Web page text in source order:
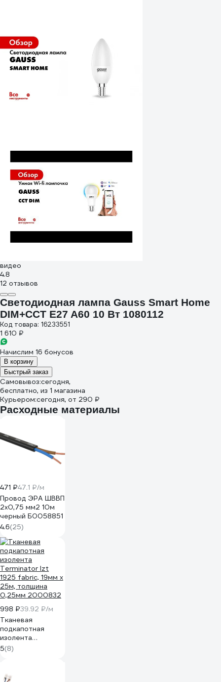
видео
4.8
12 отзывов
Светодиодная лампа Gauss Smart Home
DIM+CCT E27 A60 10 Вт 1080112
Код товара: 16233551
1 610 ₽
Начислим 16 бонусов
В корзину
Быстрый заказ
Самовывоз:сегодня,
бесплатно, из 1 магазина
Курьером:сегодня, от 290 ₽
Расходные материалы
471 ₽47.1 ₽/м
Провод ЭРА ШВВП
2x0,75 мм2 10м
черный Б0058851
4.6(25)
998 ₽39.92 ₽/м
Тканевая
подкапотная
изолента
Terminator Izt
1925 fabric, 19мм х
0,25мм 2000832
5(8)